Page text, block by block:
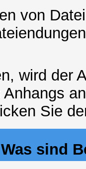
von
wird der
Sie
Was sind